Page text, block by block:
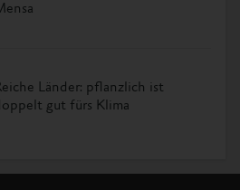
Länder: pflanzlich ist
gut fürs Klima